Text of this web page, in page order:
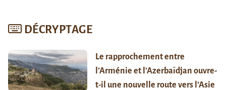
DÉCRYPTAGE
Le rapprochement entre
l’Arménie et l’Azerbaïdjan ouvre-
t-il une nouvelle route vers l’Asie